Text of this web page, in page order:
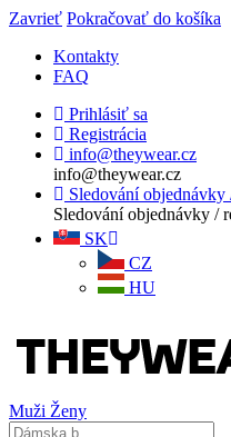
Zavrieť Pokračovať do košíka
Kontakty
FAQ
Prihlásiť sa
Registrácia
info@theywear.cz
info@theywear.cz
Sledování objednávky
Sledování objednávky /
SK
CZ
HU
Muži Ženy